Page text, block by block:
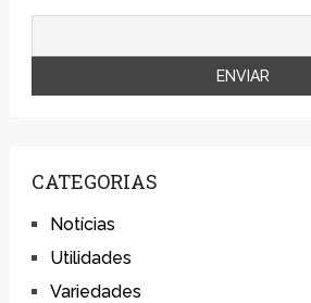
CATEGORIAS
Notícias
Utilidades
Variedades